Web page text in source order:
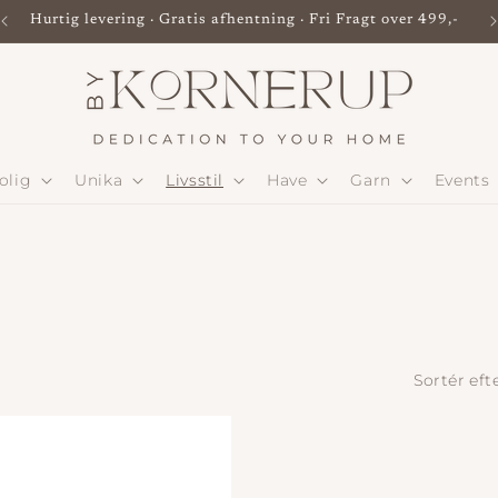
Hurtig levering · Gratis afhentning · Fri Fragt over 499,-
Unika Livsstil Have Garn Events
Sortér